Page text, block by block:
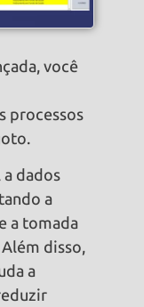
você
processos
dados
a
a tomada
disso,
a